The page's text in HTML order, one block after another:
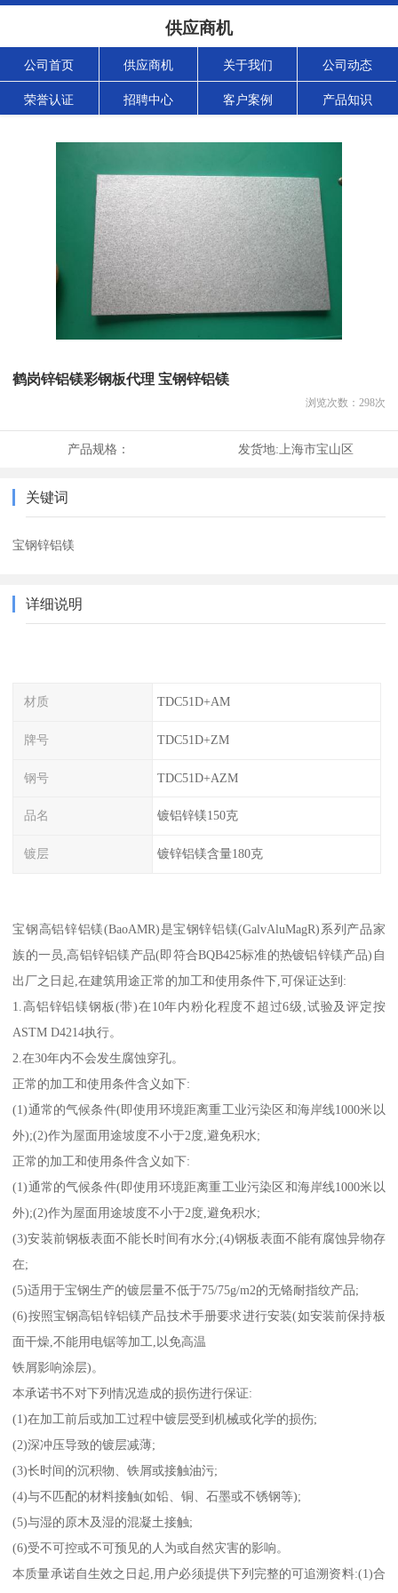
供应商机
公司首页 供应商机 关于我们 公司动态
荣誉认证 招聘中心 客户案例 产品知识
鹤岗锌铝镁彩钢板代理 宝钢锌铝镁
浏览次数： 298次
产品规格： 发货地: 上海市宝山区
关键词
宝钢锌铝镁
详细说明
材质 TDC51D+AM
牌号 TDC51D+ZM
钢号 TDC51D+AZM
品名 镀铝锌镁150克
镀层 镀锌铝镁含量180克
宝钢高铝锌铝镁(BaoAMR)是宝钢锌铝镁(GalvAluMagR)系列产品家
族的一员,高铝锌铝镁产品(即符合BQB425标准的热镀铝锌镁产品)自
出厂之日起,在建筑用途正常的加工和使用条件下,可保证达到:
1.高铝锌铝镁钢板(带)在10年内粉化程度不超过6级,试验及评定按
ASTM D4214执行。
2.在30年内不会发生腐蚀穿孔。
正常的加工和使用条件含义如下:
(1)通常的气候条件(即使用环境距离重工业污染区和海岸线1000米以
外);(2)作为屋面用途坡度不小于2度,避免积水;
正常的加工和使用条件含义如下:
(1)通常的气候条件(即使用环境距离重工业污染区和海岸线1000米以
外);(2)作为屋面用途坡度不小于2度,避免积水;
(3)安装前钢板表面不能长时间有水分;(4)钢板表面不能有腐蚀异物存
在;
(5)适用于宝钢生产的镀层量不低于75/75g/m2的无铬耐指纹产品;
(6)按照宝钢高铝锌铝镁产品技术手册要求进行安装(如安装前保持板
面干燥,不能用电锯等加工,以免高温
铁屑影响涂层)。
本承诺书不对下列情况造成的损伤进行保证:
(1)在加工前后或加工过程中镀层受到机械或化学的损伤;
(2)深冲压导致的镀层减薄;
(3)长时间的沉积物、铁屑或接触油污;
(4)与不匹配的材料接触(如铅、铜、石墨或不锈钢等);
(5)与湿的原木及湿的混凝土接触;
(6)受不可控或不可预见的人为或自然灾害的影响。
本质量承诺自生效之日起,用户必须提供下列完整的可追溯资料:(1)合